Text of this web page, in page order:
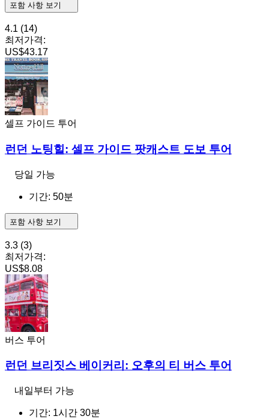
포함 사항 보기
4.1 (14)
최저가격:
US$43.17
셀프 가이드 투어
런던 노팅힐: 셀프 가이드 팟캐스트 도보 투어
당일 가능
기간: 50분
포함 사항 보기
3.3 (3)
최저가격:
US$8.08
버스 투어
런던 브리짓스 베이커리: 오후의 티 버스 투어
내일부터 가능
기간: 1시간 30분